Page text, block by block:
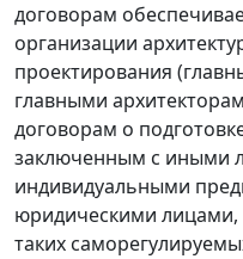
договорам
организации
проектирования
главными
договорам о
заключенным с иными
индивидуальными
юридическими
таких